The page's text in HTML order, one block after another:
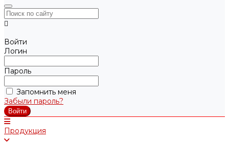
Войти
Логин
Пароль
Запомнить меня
Забыли пароль?
Продукция